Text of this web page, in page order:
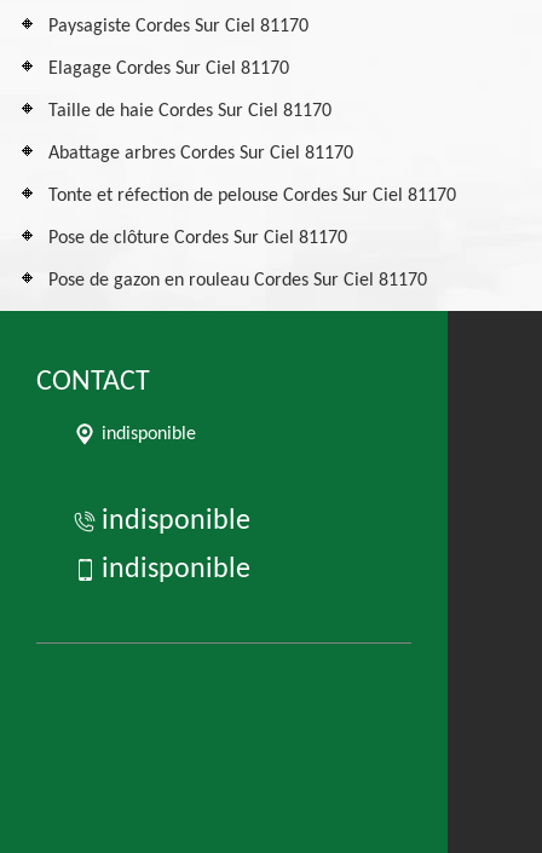
Paysagiste Cordes Sur Ciel 81170
Elagage Cordes Sur Ciel 81170
Taille de haie Cordes Sur Ciel 81170
Abattage arbres Cordes Sur Ciel 81170
Tonte et réfection de pelouse Cordes Sur Ciel 81170
Pose de clôture Cordes Sur Ciel 81170
Pose de gazon en rouleau Cordes Sur Ciel 81170
CONTACT
indisponible
indisponible
indisponible